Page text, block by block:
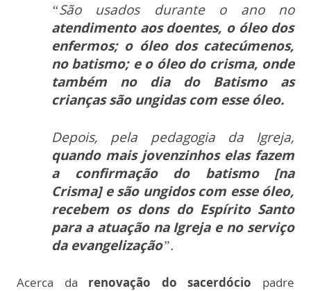
“São usados durante o ano no
atendimento aos doentes, o óleo dos
enfermos; o óleo dos catecúmenos,
no batismo; e o óleo do crisma, onde
também no dia do Batismo as
crianças são ungidas com esse óleo.
Depois, pela pedagogia da Igreja,
quando mais jovenzinhos elas fazem
a confirmação do batismo [na
Crisma] e são ungidos com esse óleo,
recebem os dons do Espírito Santo
para a atuação na Igreja e no serviço
da evangelização”.
Acerca da renovação do sacerdócio padre